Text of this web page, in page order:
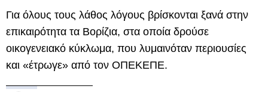
Για όλους τους λάθος λόγους βρίσκονται ξανά στην
επικαιρότητα τα Βορίζια, στα οποία δρούσε
οικογενειακό κύκλωμα, που λυμαινόταν περιουσίες
και «έτρωγε» από τον ΟΠΕΚΕΠΕ.